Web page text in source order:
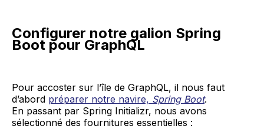
Configurer notre galion Spring
Boot pour GraphQL
Pour accoster sur l’île de GraphQL, il nous faut
d’abord préparer notre navire, Spring Boot.
En passant par Spring Initializr, nous avons
sélectionné des fournitures essentielles :